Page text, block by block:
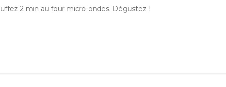
2 min au four micro-ondes. Dégustez !